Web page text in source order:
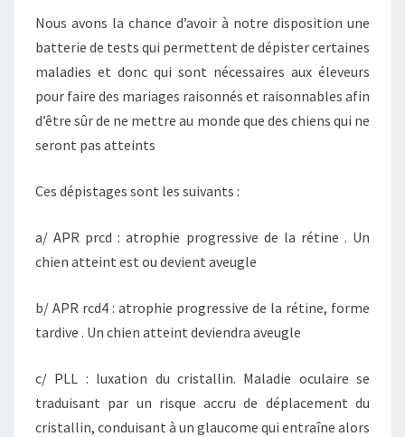
Nous avons la chance d’avoir à notre disposition une
batterie de tests qui permettent de dépister certaines
maladies et donc qui sont nécessaires aux éleveurs
pour faire des mariages raisonnés et raisonnables afin
d’être sûr de ne mettre au monde que des chiens qui ne
seront pas atteints
Ces dépistages sont les suivants :
a/ APR prcd : atrophie progressive de la rétine . Un
chien atteint est ou devient aveugle
b/ APR rcd4 : atrophie progressive de la rétine, forme
tardive . Un chien atteint deviendra aveugle
c/ PLL : luxation du cristallin. Maladie oculaire se
traduisant par un risque accru de déplacement du
cristallin, conduisant à un glaucome qui entraîne alors